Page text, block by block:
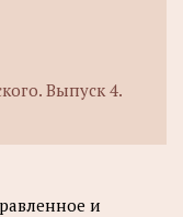
Выпуск 4.
и